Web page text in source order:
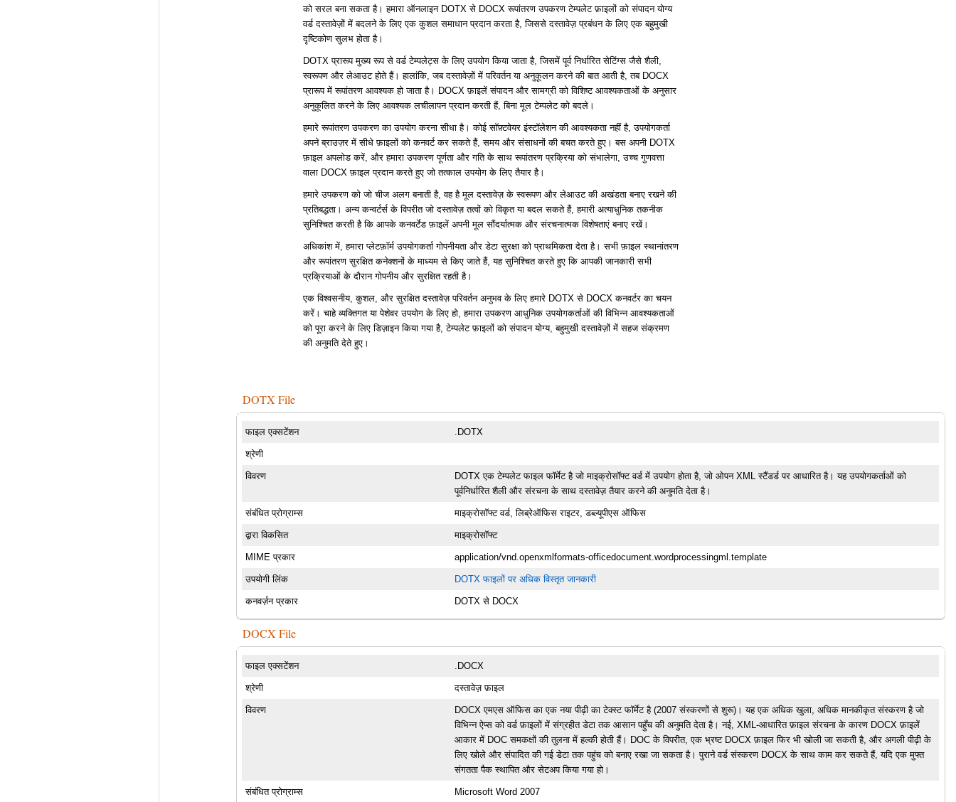
को सरल बना सकता है। हमारा ऑनलाइन DOTX से DOCX रूपांतरण उपकरण टेम्पलेट फ़ाइलों को संपादन योग्य
वर्ड दस्तावेज़ों में बदलने के लिए एक कुशल समाधान प्रदान करता है, जिससे दस्तावेज़ प्रबंधन के लिए एक बहुमुखी
दृष्टिकोण सुलभ होता है।
DOTX प्रारूप मुख्य रूप से वर्ड टेम्पलेट्स के लिए उपयोग किया जाता है, जिसमें पूर्व निर्धारित सेटिंग्स जैसे शैली,
स्वरूपण और लेआउट होते हैं। हालांकि, जब दस्तावेज़ों में परिवर्तन या अनुकूलन करने की बात आती है, तब DOCX
प्रारूप में रूपांतरण आवश्यक हो जाता है। DOCX फ़ाइलें संपादन और सामग्री को विशिष्ट आवश्यकताओं के अनुसार
अनुकूलित करने के लिए आवश्यक लचीलापन प्रदान करती हैं, बिना मूल टेम्पलेट को बदले।
हमारे रूपांतरण उपकरण का उपयोग करना सीधा है। कोई सॉफ़्टवेयर इंस्टॉलेशन की आवश्यकता नहीं है, उपयोगकर्ता
अपने ब्राउज़र में सीधे फ़ाइलों को कनवर्ट कर सकते हैं, समय और संसाधनों की बचत करते हुए। बस अपनी DOTX
फ़ाइल अपलोड करें, और हमारा उपकरण पूर्णता और गति के साथ रूपांतरण प्रक्रिया को संभालेगा, उच्च गुणवत्ता
वाला DOCX फ़ाइल प्रदान करते हुए जो तत्काल उपयोग के लिए तैयार है।
हमारे उपकरण को जो चीज अलग बनाती है, वह है मूल दस्तावेज़ के स्वरूपण और लेआउट की अखंडता बनाए रखने की
प्रतिबद्धता। अन्य कन्वर्टर्स के विपरीत जो दस्तावेज़ तत्वों को विकृत या बदल सकते हैं, हमारी अत्याधुनिक तकनीक
सुनिश्चित करती है कि आपके कनवर्टेड फ़ाइलें अपनी मूल सौंदर्यात्मक और संरचनात्मक विशेषताएं बनाए रखें।
अधिकांश में, हमारा प्लेटफ़ॉर्म उपयोगकर्ता गोपनीयता और डेटा सुरक्षा को प्राथमिकता देता है। सभी फ़ाइल स्थानांतरण
और रूपांतरण सुरक्षित कनेक्शनों के माध्यम से किए जाते हैं, यह सुनिश्चित करते हुए कि आपकी जानकारी सभी
प्रक्रियाओं के दौरान गोपनीय और सुरक्षित रहती है।
एक विश्वसनीय, कुशल, और सुरक्षित दस्तावेज़ परिवर्तन अनुभव के लिए हमारे DOTX से DOCX कनवर्टर का चयन
करें। चाहे व्यक्तिगत या पेशेवर उपयोग के लिए हो, हमारा उपकरण आधुनिक उपयोगकर्ताओं की विभिन्न आवश्यकताओं
को पूरा करने के लिए डिज़ाइन किया गया है, टेम्पलेट फ़ाइलों को संपादन योग्य, बहुमुखी दस्तावेज़ों में सहज संक्रमण
की अनुमति देते हुए।
DOTX File
फाइल एक्सटेंशन .DOTX
श्रेणी
विवरण
DOTX एक टेम्पलेट फाइल फॉर्मेट है जो माइक्रोसॉफ्ट वर्ड में उपयोग होता है, जो ओपन XML स्टैंडर्ड पर आधारित है। यह उपयोगकर्ताओं को
पूर्वनिर्धारित शैली और संरचना के साथ दस्तावेज़ तैयार करने की अनुमति देता है।
संबंधित प्रोग्राम्स माइक्रोसॉफ्ट वर्ड, लिब्रेऑफिस राइटर, डब्ल्यूपीएस ऑफिस
द्वारा विकसित माइक्रोसॉफ्ट
MIME प्रकार application/vnd.openxmlformats-officedocument.wordprocessingml.template
उपयोगी लिंक DOTX फाइलों पर अधिक विस्तृत जानकारी
कनवर्ज़न प्रकार DOTX से DOCX
DOCX File
फाइल एक्सटेंशन .DOCX
श्रेणी दस्तावेज़ फ़ाइल
विवरण
DOCX एमएस ऑफिस का एक नया पीढ़ी का टेक्स्ट फॉर्मेट है (2007 संस्करणों से शुरू)। यह एक अधिक खुला, अधिक मानकीकृत संस्करण है जो
विभिन्न ऐप्स को वर्ड फ़ाइलों में संग्रहीत डेटा तक आसान पहुँच की अनुमति देता है। नई, XML-आधारित फ़ाइल संरचना के कारण DOCX फ़ाइलें
आकार में DOC समकक्षों की तुलना में हल्की होती हैं। DOC के विपरीत, एक भ्रष्ट DOCX फ़ाइल फिर भी खोली जा सकती है, और अगली पीढ़ी के
लिए खोले और संपादित की गई डेटा तक पहुंच को बनाए रखा जा सकता है। पुराने वर्ड संस्करण DOCX के साथ काम कर सकते हैं, यदि एक मुफ्त
संगतता पैक स्थापित और सेटअप किया गया हो।
संबंधित प्रोग्राम्स
Microsoft Word 2007